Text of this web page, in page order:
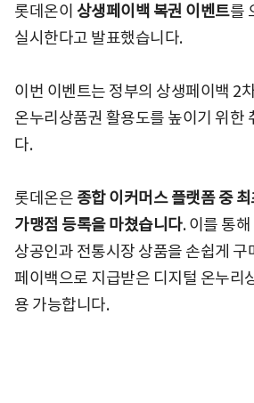
롯데온이 상생페이백 복권 이벤트를
실시한다고 발표했습니다.
이번 이벤트는 정부의 상생페이백 2
온누리상품권 활용도를 높이기 위한
다.
롯데온은 종합 이커머스 플랫폼 중
가맹점 등록을 마쳤습니다. 이를 통
상공인과 전통시장 상품을 손쉽게 구
페이백으로 지급받은 디지털 온누리
용 가능합니다.